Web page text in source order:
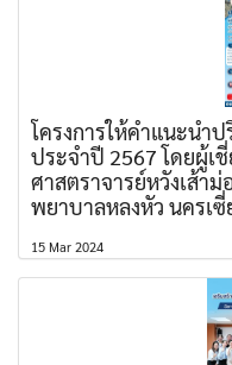
โครงการให้คำแนะนำ
ประจำปี 2567 โดยผู้เ
ศาสตราจารย์หวังเส้าม่
พยาบาลหลงหัว นครเ
15 Mar 2024